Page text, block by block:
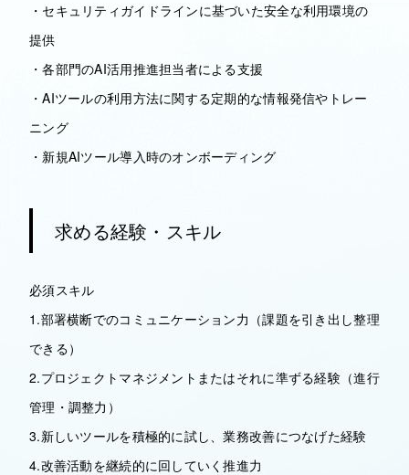
・セキュリティガイドラインに基づいた安全な利用環境の
提供
・各部門のAI活用推進担当者による支援
・AIツールの利用方法に関する定期的な情報発信やトレー
ニング
・新規AIツール導入時のオンボーディング
求める経験・スキル
必須スキル
1.部署横断でのコミュニケーション力（課題を引き出し整理
できる）
2.プロジェクトマネジメントまたはそれに準ずる経験（進行
管理・調整力）
3.新しいツールを積極的に試し、業務改善につなげた経験
4.改善活動を継続的に回していく推進力